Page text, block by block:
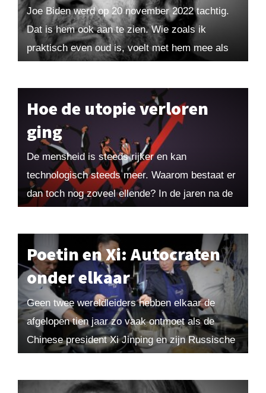
Joe Biden werd op 20 november 2022 tachtig.
Dat is hem ook aan te zien. Wie zoals ik
praktisch even oud is, voelt met hem mee als
Hoe de utopie verloren
ging
De mensheid is steeds rijker en kan
technologisch steeds meer. Waarom bestaat er
dan toch nog zoveel ellende? In de jaren na de
Poetin en Xi: Autocraten
onder elkaar
Geen twee wereldleiders hebben elkaar de
afgelopen tien jaar zo vaak ontmoet als de
Chinese president Xi Jinping en zijn Russische